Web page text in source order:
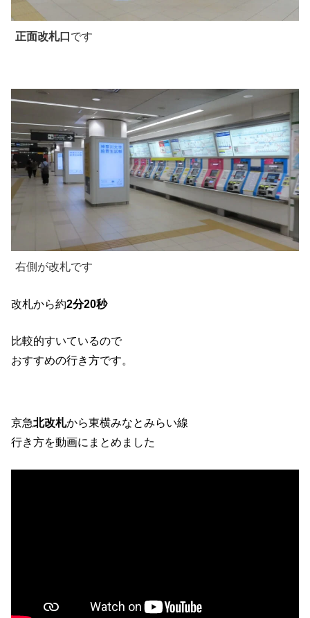
正面改札口 です
右側が改札です
改札から約2分20秒
比較的すいているので
おすすめの行き方です。
京急北改札から東横みなとみらい線
行き方を動画にまとめました